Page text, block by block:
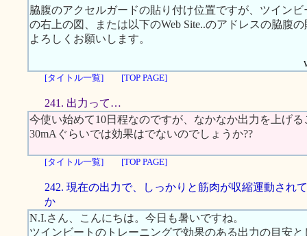
脇腹のアクセルガードの貼り付け位置ですが、ツイン
の右上の図、または以下のWeb Site..のアドレスの脇腹
よろしくお願いします。
[タイトル一覧]
[TOP PAGE]
241. 出力って…
今使い始めて10日程なのですが、なかなか出力を上げ
30mAぐらいでは効果はでないのでしょうか??
[タイトル一覧] [TOP PAGE]
242. 現在の出力で、しっかりと筋肉が収縮運動され
か
N.I.さん、こんにちは。今日も暑いですね。
ツインビートのトレーニングで効果のある出力の目安